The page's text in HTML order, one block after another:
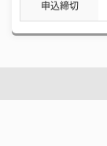
申込締切